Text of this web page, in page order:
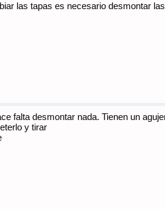
las tapas es necesario desmontar
falta desmontar nada. Tienen un
y tirar